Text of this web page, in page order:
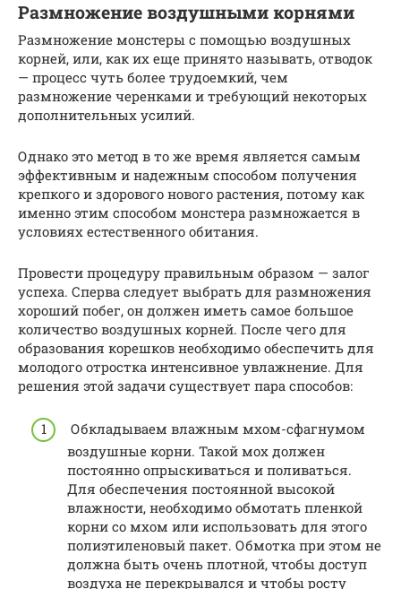
Размножение воздушными корнями
Размножение монстеры с помощью воздушных
корней, или, как их еще принято называть, отводок
— процесс чуть более трудоемкий, чем
размножение черенками и требующий некоторых
дополнительных усилий.
Однако это метод в то же время является самым
эффективным и надежным способом получения
крепкого и здорового нового растения, потому как
именно этим способом монстера размножается в
условиях естественного обитания.
Провести процедуру правильным образом — залог
успеха. Сперва следует выбрать для размножения
хороший побег, он должен иметь самое большое
количество воздушных корней. После чего для
образования корешков необходимо обеспечить для
молодого отростка интенсивное увлажнение. Для
решения этой задачи существует пара способов:
Обкладываем влажным мхом-сфагнумом
воздушные корни. Такой мох должен
постоянно опрыскиваться и поливаться.
Для обеспечения постоянной высокой
влажности, необходимо обмотать пленкой
корни со мхом или использовать для этого
полиэтиленовый пакет. Обмотка при этом не
должна быть очень плотной, чтобы доступ
воздуха не перекрывался и чтобы росту